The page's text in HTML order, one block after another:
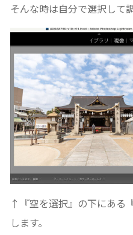
そんな時は自分で選択して
↑『空を選択』の下にある
します。